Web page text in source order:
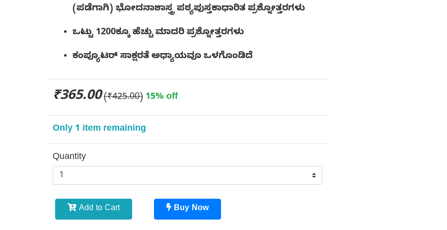
(ಪಡೆಗಾಗಿ) ಭೋದನಾಶಾಸ್ತ್ರಪಠ್ಯಪುಸ್ತಕಾಧಾರಿತ ಪ್ರಶ್ನೋತ್ತರಗಳು
ಒಟ್ಟು 1200ಕ್ಕೂ ಹೆಚ್ಚು ಮಾದರಿ ಪ್ರಶ್ನೋತ್ತರಗಳು
ಕಂಪ್ಯೂಟರ್ ಸಾಕ್ಷರತೆ ಅಧ್ಯಾಯವೂ ಒಳಗೊಂಡಿದೆ
₹365.00 (₹425.00) 15% off
Only 1 item remaining
Quantity
Add to Cart Buy Now